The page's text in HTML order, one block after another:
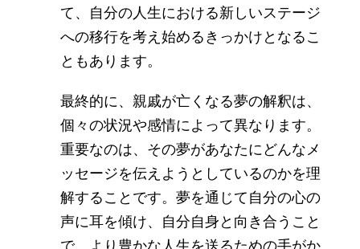
て、自分の人生における新しいステージ
への移行を考え始めるきっかけとなるこ
ともあります。
最終的に、親戚が亡くなる夢の解釈は、
個々の状況や感情によって異なります。
重要なのは、その夢があなたにどんなメ
ッセージを伝えようとしているのかを理
解することです。夢を通じて自分の心の
声に耳を傾け、自分自身と向き合うこと
で、より豊かな人生を送るための手がか